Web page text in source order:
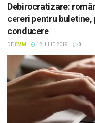
Debirocratizare:
cereri pentru buletine,
conducere
DE EMM 12 IULIE 2019 0